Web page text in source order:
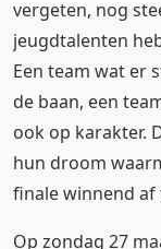
vergeten, nog
jeugdtalenten
Een team wat er
de baan, een
ook op karakter.
hun droom
finale winnend af
Op zondag 27